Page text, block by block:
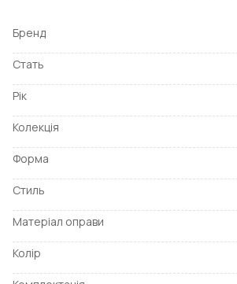
Бренд
Стать
Рік
Колекція
Форма
Стиль
Матеріал оправи
Колір